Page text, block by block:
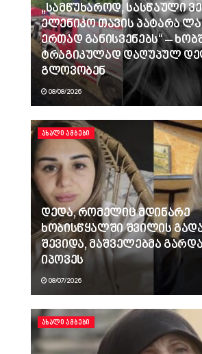
„სამწუხაროდ, სასწაული
ელენიკო თავის პატარა
ერთად განისვენებს“ –
ტრაგიკულად დაღუპულ
გლოვობენ
08/08/2026
ᲐᲮᲐᲚᲘ ᲐᲛᲑᲔᲑᲘ
დედა, რომელიც მდინარე
ხობისწყალში შვილის
შევიდა, მაშველებმა
იპოვეს
08/07/2026
ᲐᲮᲐᲚᲘ ᲐᲛᲑᲔᲑᲘ